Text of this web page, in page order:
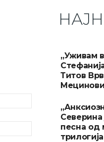
„Уживам
Титов
Северина
песна од
трилогија